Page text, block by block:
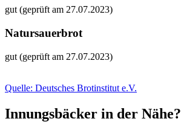
gut (geprüft am 27.07.2023)
Natursauerbrot
gut (geprüft am 27.07.2023)
Quelle: Deutsches Brotinstitut e.V.
Innungsbäcker in der Nähe?